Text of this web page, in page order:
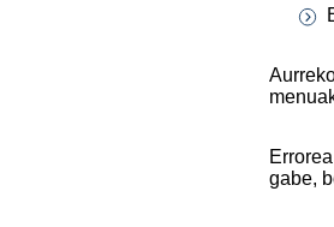
gabe,